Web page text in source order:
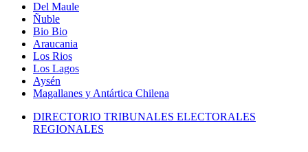
Del Maule
Ñuble
Bio Bio
Araucania
Los Rios
Los Lagos
Aysén
Magallanes y Antártica Chilena
DIRECTORIO TRIBUNALES ELECTORALES
REGIONALES